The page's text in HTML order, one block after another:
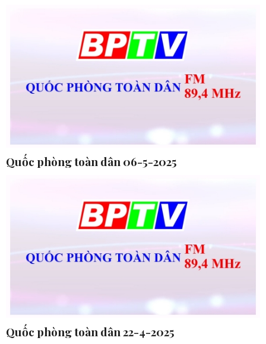
Quốc phòng toàn dân 06-5-2025
Quốc phòng toàn dân 22-4-2025